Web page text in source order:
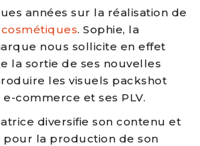
années sur la réalisation de
. Sophie, la
nous sollicite en effet
la sortie de ses nouvelles
les visuels packshot
commerce et ses PLV.
diversifie son contenu et
pour la production de son